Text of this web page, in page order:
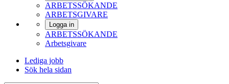
ARBETSSÖKANDE
ARBETSGIVARE
Logga in
ARBETSSÖKANDE
Arbetsgivare
Lediga jobb
Sök hela sidan